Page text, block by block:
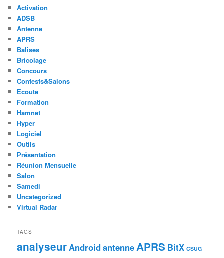
Activation
ADSB
Antenne
APRS
Balises
Bricolage
Concours
Contests&Salons
Ecoute
Formation
Hamnet
Hyper
Logiciel
Outils
Présentation
Réunion Mensuelle
Salon
Samedi
Uncategorized
Virtual Radar
TAGS
analyseurAndroidantenneAPRS BitX CSUG